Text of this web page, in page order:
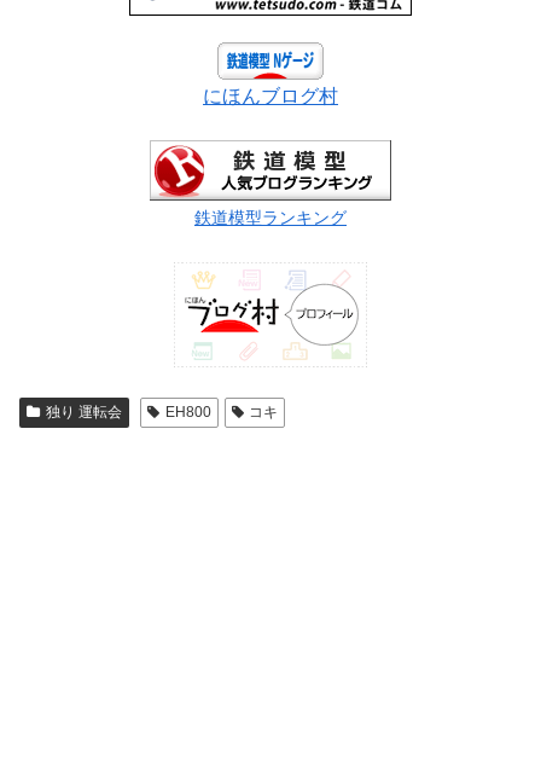
にほんブログ村
鉄道模型ランキング
独り 運転会 EH800 コキ